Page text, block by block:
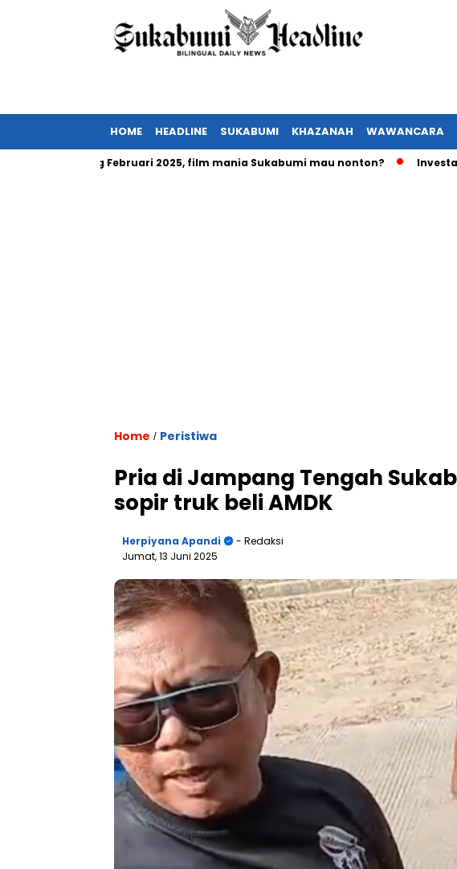
HOME HEADLINE SUKABUMI KHAZANAH WAWANCARA
tayang Februari 2025, film mania Sukabumi mau nonton? Investasi
Home / Peristiwa
Pria di Jampang Tengah
sopir truk beli AMDK
Herpiyana Apandi
- Redaksi
Jumat, 13 Juni 2025